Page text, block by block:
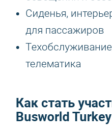
Сиденья,
для пассажиров
телематика
Как стать
Busworld